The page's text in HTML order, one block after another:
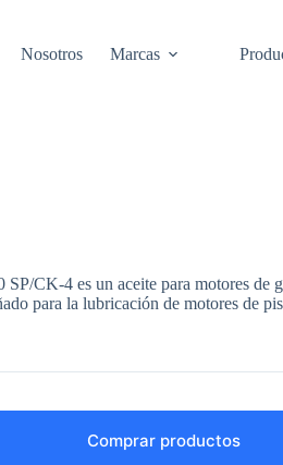
Nosotros Marcas
CK-4 es un aceite para motores de
para la lubricación de motores de
Comprar productos